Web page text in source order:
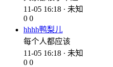
11-05 16:18 · 未知
0 0
hhhh鸭梨儿
每个人都应该
11-05 16:18 · 未知
0 0